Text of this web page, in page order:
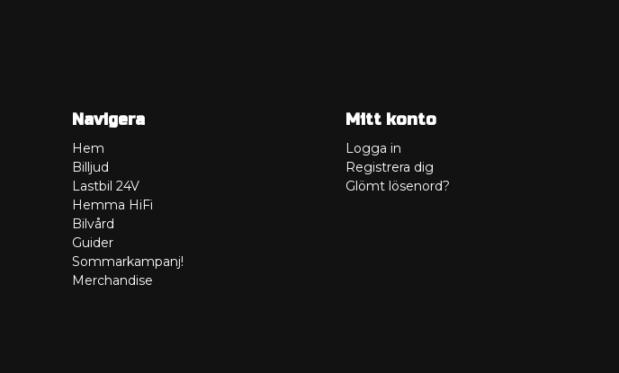
Navigera
Hem
Billjud
Lastbil 24V
Hemma HiFi
Bilvård
Guider
Sommarkampanj!
Merchandise
Mitt konto
Logga in
Registrera dig
Glömt lösenord?